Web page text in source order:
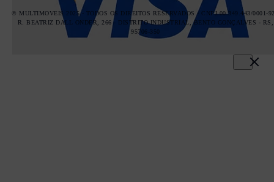
© MULTIMOVEIS 2025 - TODOS OS DIREITOS RESERVADOS - CNPJ 00.349.443/0001-
R. BEATRIZ DALL ONDER, 266 - DISTRITO INDUSTRIAL, BENTO GONÇALVES - RS,
95706-350